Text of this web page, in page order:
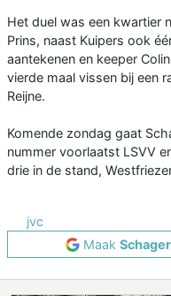
Het duel was een kwartier
Prins, naast Kuipers ook
aantekenen en keeper
vierde maal vissen bij een
Reijne.
Komende zondag gaat
nummer voorlaatst LSVV
drie in de stand,
jvc
Maak